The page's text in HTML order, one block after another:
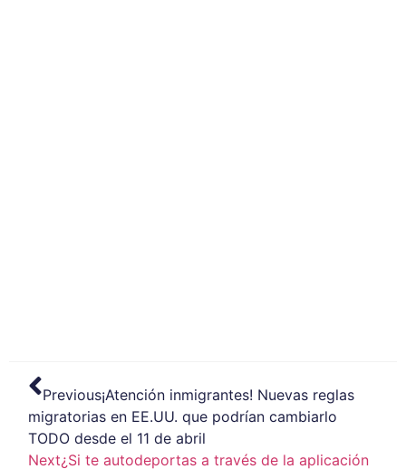
Previous¡Atención inmigrantes! Nuevas reglas
migratorias en EE.UU. que podrían cambiarlo
TODO desde el 11 de abril
Next¿Si te autodeportas a través de la aplicación